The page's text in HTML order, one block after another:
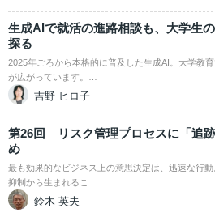
生成AIで就活の進路相談も、大学生
探る
2025年ごろから本格的に普及した生成AI。大学教
が広がっています。…
吉野 ヒロ子
第26回 リスク管理プロセスに「追
め
最も効果的なビジネス上の意思決定は、迅速な行
抑制から生まれるこ…
鈴木 英夫